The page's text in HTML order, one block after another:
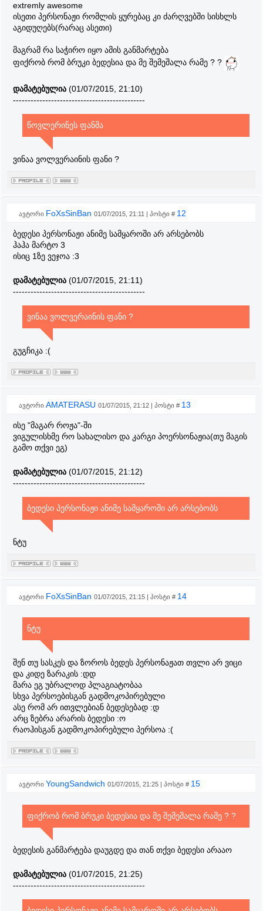
extremly awesome
ისეთი პერსონაჟი რომლის ყურებაც კი ძარღვებში სისხლს
აგიდუღებს(რარაც ასეთი)
მაგრამ რა საჭირო იყო ამის განმარტება
ფიქრობ რომ ბრუკი ბედესია და მე შემეშალა რამე ? ?
დამატებულია (01/07/2015, 21:10)
---------------------------------------------
წოვლერინეს ფანმა
ვინაა ვოლვერაინის ფანი ?
ავტორი FoXsSinBan 01/07/2015, 21:11 | პოსტი # 12
ბედესი პერსონაჟი ანიმე სამყაროში არ არსებობს
ჰაჰა მარტო 3
ისიც 1ზე ვეჯოა :3
დამატებულია (01/07/2015, 21:11)
---------------------------------------------
ვინაა ვოლვერაინის ფანი ?
გუგჩიკა :(
ავტორი AMATERASU 01/07/2015, 21:12 | პოსტი # 13
ისე "მაგარ როჟა"-ში
ვიგულისხმე რო სახალისო და კარგი პოერსონაჟია(თუ მაგის
გამო თქვი ეგ)
დამატებულია (01/07/2015, 21:12)
---------------------------------------------
ბედესი პერსონაჟი ანიმე სამყაროში არ არსებობს
ნტუ
ავტორი FoXsSinBan 01/07/2015, 21:15 | პოსტი # 14
ნტუ
შენ თუ სასკეს და ზოროს ბედეს პერსონაჟათ თვლი არ ვიცი
და კიდე ზარაკის :დდ
მარა ეგ უბრალოდ პლაგიატობაა
სხვა პერსოებისგან გადმოკოპირებული
ასე რომ არ ითვლებიან ბედესებად :დ
არც ზებრა არარის ბედესი :ო
რაოჰისგან გადმოკოპირებული პერსოა :(
ავტორი YoungSandwich 01/07/2015, 21:25 | პოსტი # 15
ფიქრობ რომ ბრუკი ბედესია და მე შემეშალა რამე ? ?
ბედესის განმარტება დაუგდე და თან თქვი ბედესი არააო
დამატებულია (01/07/2015, 21:25)
---------------------------------------------